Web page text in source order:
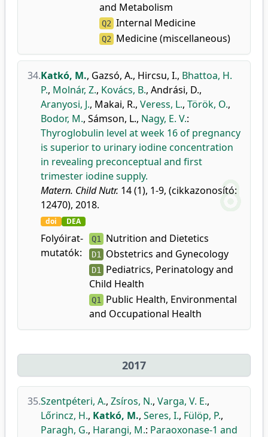
and Metabolism
Q2 Internal Medicine
Q2 Medicine (miscellaneous)
34.Katkó, M., Gazsó, A., Hircsu, I., Bhattoa, H.
P., Molnár, Z., Kovács, B., Andrási, D.,
Aranyosi, J., Makai, R., Veress, L., Török, O.,
Bodor, M., Sámson, L., Nagy, E. V.:
Thyroglobulin level at week 16 of pregnancy
is superior to urinary iodine concentration
in revealing preconceptual and first
trimester iodine supply.
Matern. Child Nutr. 14 (1), 1-9, (cikkazonosító:
12470), 2018.
doi DEA
Folyóirat-
mutatók:
Q1 Nutrition and Dietetics
D1 Obstetrics and Gynecology
D1 Pediatrics, Perinatology and
Child Health
Q1 Public Health, Environmental
and Occupational Health
2017
35.Szentpéteri, A., Zsíros, N., Varga, V. E.,
Lőrincz, H., Katkó, M., Seres, I., Fülöp, P.,
Paragh, G., Harangi, M.: Paraoxonase-1 and